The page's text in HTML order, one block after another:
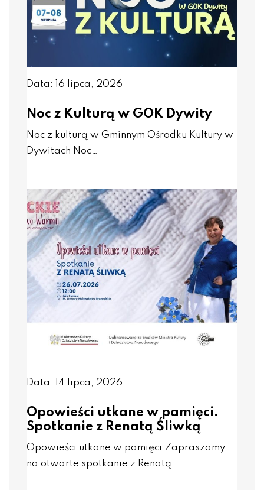
Data: 16 lipca, 2026
Noc z Kulturą w GOK Dywity
Noc z kulturą w Gminnym Ośrodku Kultury w
Dywitach Noc…
Data: 14 lipca, 2026
Opowieści utkane w pamięci.
Spotkanie z Renatą Śliwką
Opowieści utkane w pamięci Zapraszamy
na otwarte spotkanie z Renatą…